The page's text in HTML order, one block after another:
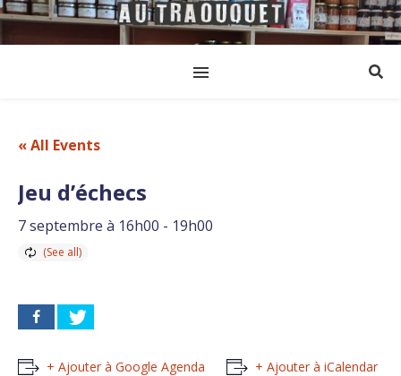
« All Events
Jeu d’échecs
7 septembre à 16h00 - 19h00
+ Ajouter à Google Agenda + Ajouter à iCalendar